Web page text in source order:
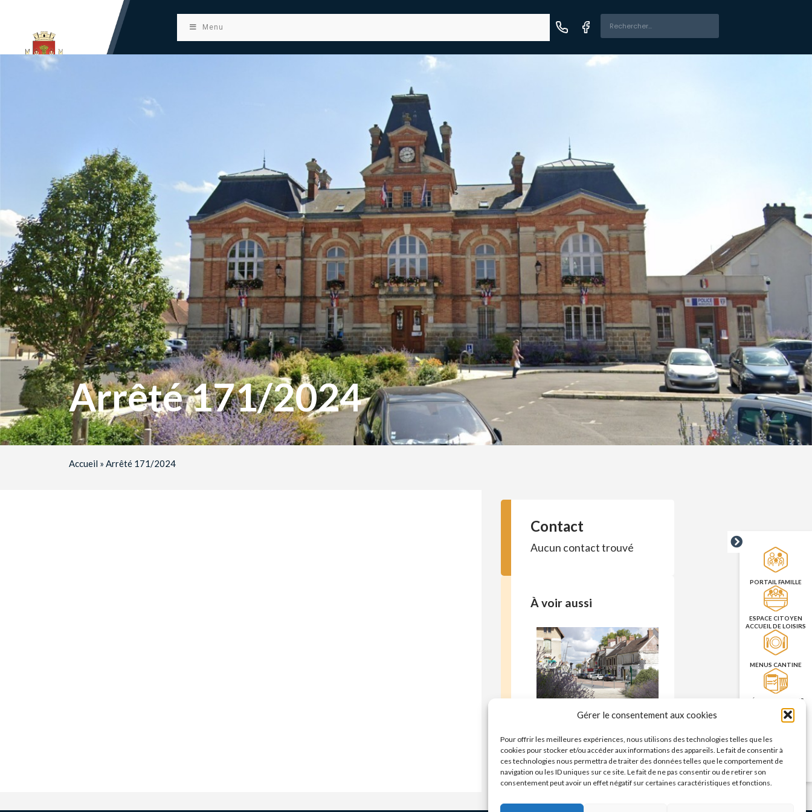
Gérer le consentement aux cookies
Pour offrir les meilleures expériences, nous utilisons des technologies telles que les
cookies pour stocker et/ou accéder aux informations des appareils. Le fait de consentir à
ces technologies nous permettra de traiter des données telles que le comportement de
navigation ou les ID uniques sur ce site. Le fait de ne pas consentir ou de retirer son
consentement peut avoir un effet négatif sur certaines caractéristiques et fonctions.
Menu
PORTAIL FAMILLE
ESPACE CITOYEN
ACCUEIL DE LOISIRS
MENUS CANTINE
RÉSERVATION DES
SALLES
PRISE DE RENDEZ-
CNI/PASSEPORT
Arrêté 171/2024
Accueil »Arrêté 171/2024
Contact
Aucun contact trouvé
À voir aussi
Commerces – enseignes